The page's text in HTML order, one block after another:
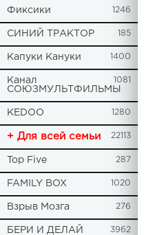
Фиксики 1246
СИНИЙ ТРАКТОР 185
Капуки Кануки 1400
Канал
СОЮЗМУЛЬТФИЛЬМЫ
1081
KEDOO 1280
+ Для всей семьи 22113
Top Five 287
FAMILY BOX 1020
Взрыв Мозга 276
БЕРИ И ДЕЛАЙ 3962